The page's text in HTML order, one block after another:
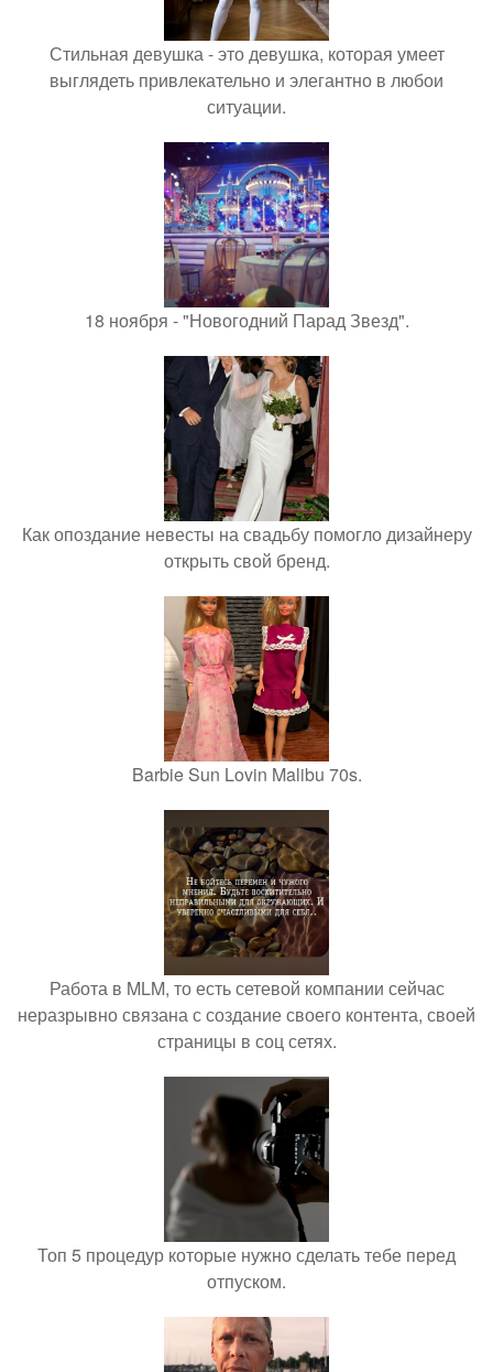
Стильная девушка - это девушка, которая умеет
выглядеть привлекательно и элегантно в любои
ситуации.
18 ноября - "Новогодний Парад Звезд".
Как опоздание невесты на свадьбу помогло дизайнеру
открыть свой бренд.
Barbie Sun Lovin Malibu 70s.
Работа в MLM, то есть сетевой компании сейчас
неразрывно связана с создание своего контента, своей
страницы в соц сетях.
Топ 5 процедур которые нужно сделать тебе перед
отпуском.